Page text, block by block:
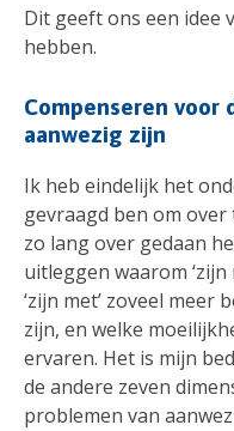
Dit geeft ons een idee
hebben.
Compenseren voor
aanwezig zijn
Ik heb eindelijk het
gevraagd ben om
zo lang over gedaan
uitleggen waarom
‘zijn met’ zoveel
zijn, en welke
ervaren. Het is mijn
de andere zeven
problemen van